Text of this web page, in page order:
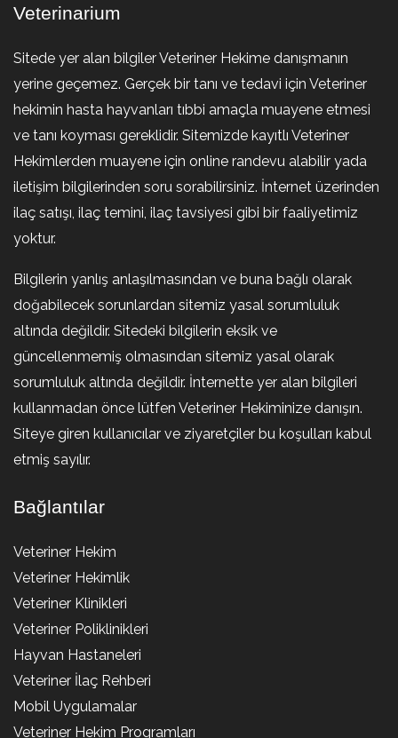
Veterinarium
Sitede yer alan bilgiler Veteriner Hekime danışmanın
yerine geçemez. Gerçek bir tanı ve tedavi için Veteriner
hekimin hasta hayvanları tıbbi amaçla muayene etmesi
ve tanı koyması gereklidir. Sitemizde kayıtlı Veteriner
Hekimlerden muayene için online randevu alabilir yada
iletişim bilgilerinden soru sorabilirsiniz. İnternet üzerinden
ilaç satışı, ilaç temini, ilaç tavsiyesi gibi bir faaliyetimiz
yoktur.
Bilgilerin yanlış anlaşılmasından ve buna bağlı olarak
doğabilecek sorunlardan sitemiz yasal sorumluluk
altında değildir. Sitedeki bilgilerin eksik ve
güncellenmemiş olmasından sitemiz yasal olarak
sorumluluk altında değildir. İnternette yer alan bilgileri
kullanmadan önce lütfen Veteriner Hekiminize danışın.
Siteye giren kullanıcılar ve ziyaretçiler bu koşulları kabul
etmiş sayılır.
Bağlantılar
Veteriner Hekim
Veteriner Hekimlik
Veteriner Klinikleri
Veteriner Poliklinikleri
Hayvan Hastaneleri
Veteriner İlaç Rehberi
Mobil Uygulamalar
Veteriner Hekim Programları